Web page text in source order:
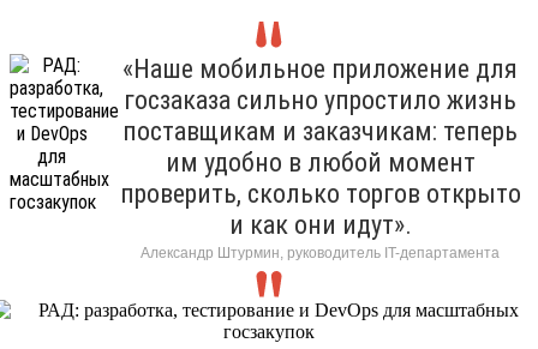
«Наше мобильное приложение для
госзаказа сильно упростило жизнь
поставщикам и заказчикам: теперь
им удобно в любой момент
проверить, сколько торгов открыто
и как они идут».
Александр Штурмин, руководитель IT-департамента